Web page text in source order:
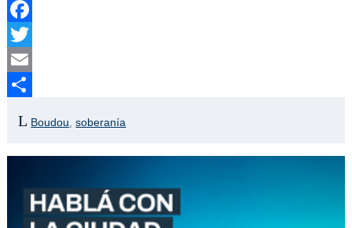
Facebook
Twitter
Email
Boudou ,soberanía